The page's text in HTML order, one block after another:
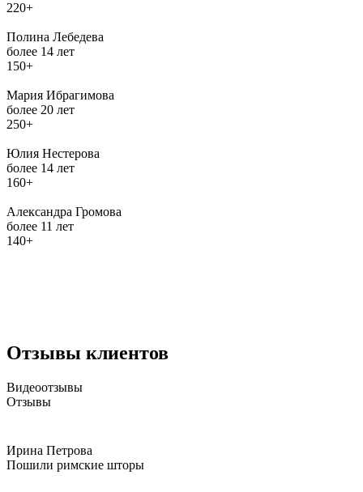
220+
Полина Лебедева
более 14 лет
150+
Мария Ибрагимова
более 20 лет
250+
Юлия Нестерова
более 14 лет
160+
Александра Громова
более 11 лет
140+
Отзывы клиентов
Видеоотзывы
Отзывы
Ирина Петрова
Пошили римские шторы